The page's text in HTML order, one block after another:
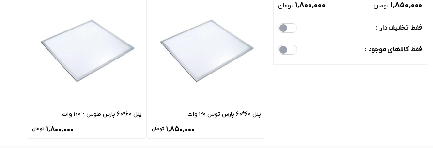
۱٬۸۵۰٬۰۰۰ تومان ۱٬۸۰۰٬۰۰۰ تومان
فقط تخفیف دار :
فقط کالاهای موجود :
پنل 60*60 پارس توس 120 وات
۱٬۸۵۰٬۰۰۰ تومان
پنل 60*60 پارس طوس - 100 وات
۱٬۸۰۰٬۰۰۰ تومان